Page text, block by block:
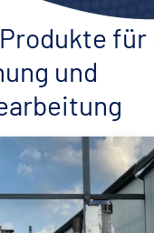
für
und